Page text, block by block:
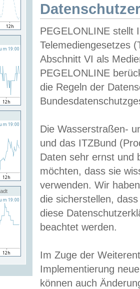
PEGELONLINE stellt
Telemediengesetzes
Abschnitt VI als
PEGELONLINE
die Regeln der
Die Wasserstraßen-
und das ITZBund
Daten sehr ernst und
möchten, dass sie
verwenden. Wir
die sicherstellen,
diese
beachtet werden.
Im Zuge der
Implementierung
können auch